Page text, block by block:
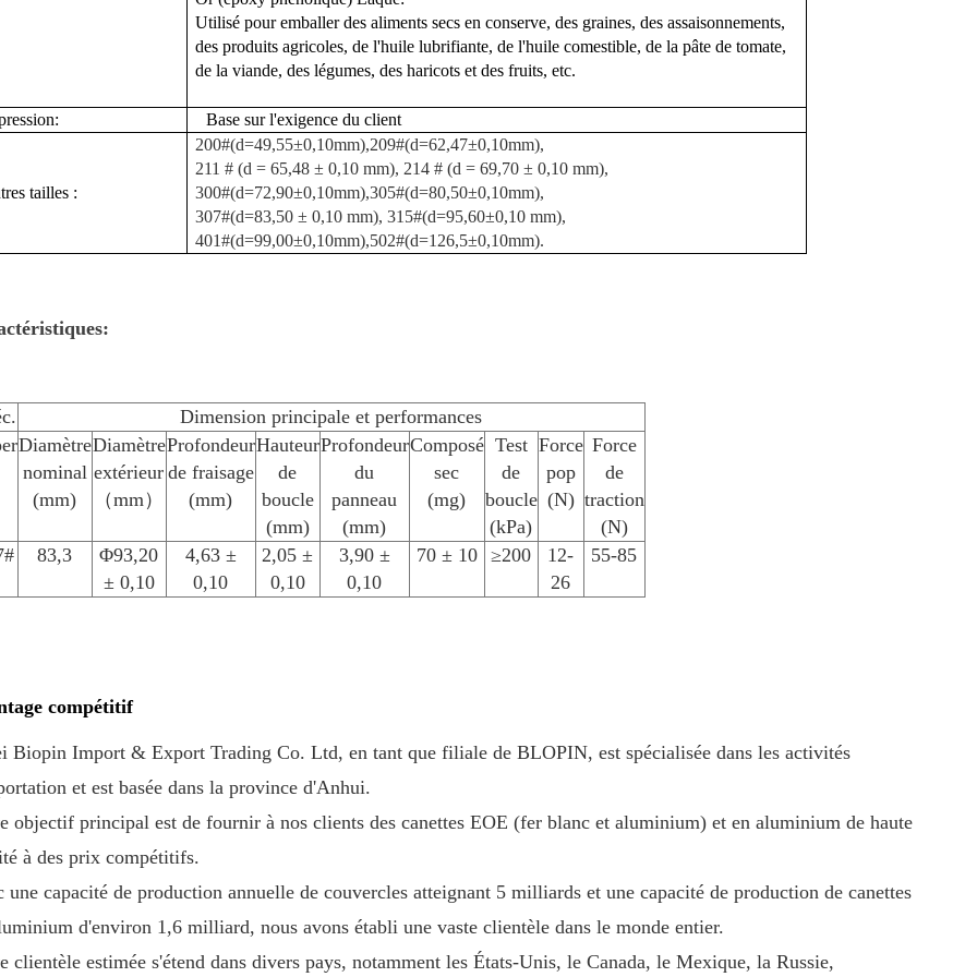
Utilisé pour emballer des aliments secs en conserve, des graines, des assaisonnements,
des produits agricoles, de l'huile lubrifiante, de l'huile comestible, de la pâte de tomate,
de la viande, des légumes, des haricots et des fruits, etc.
Base sur l'exigence du client
tailles :
200#(d=49,55±0,10mm),209#(d=62,47±0,10mm),
211 # (d = 65,48 ± 0,10 mm), 214 #(d = 69,70 ± 0,10 mm),
300#(d=72,90±0,10mm),305#(d=80,50±0,10mm),
307#(d=83,50 ± 0,10 mm), 315#(d=95,60±0,10 mm),
401#(d=99,00±0,10mm),502#(d=126,5±0,10mm).
Dimension principale et performances
Diamètre
nominal
(mm)
Diamètre
extérieur
（mm）
Profondeur
de fraisage
(mm)
Hauteur
de
boucle
(mm)
Profondeur
du
panneau
(mm)
Composé
sec
(mg)
Test
de
boucle
(kPa)
Force
pop
(N)
Force
de
traction
(N)
83,3
Φ93,20
± 0,10
4,63 ±
0,10
2,05 ±
0,10
3,90 ±
0,10
70 ± 10 ≥200
12-
26
55-85
compétitif
Biopin Import & Export Trading Co. Ltd, en tant que filiale de BLOPIN, est spécialisée dans les activités
et est basée dans la province d'Anhui.
objectif principal est de fournir à nos clients des canettes EOE (fer blanc et aluminium) et en aluminium de haute
à des prix compétitifs.
une capacité de production annuelle de couvercles atteignant 5 milliards et une capacité de production de canettes
d'environ 1,6 milliard, nous avons établi une vaste clientèle dans le monde entier.
clientèle estimée s'étend dans divers pays, notamment les États-Unis, le Canada, le Mexique, la Russie,